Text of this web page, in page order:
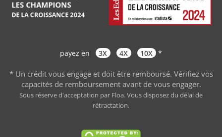
payez en 3X 4X 10X *
* Un crédit vous engage et doit être remboursé. Vérifiez vos
capacités de remboursement avant de vous engager.
Sous réserve d'acceptation par Floa. Vous disposez du délai de
rétractation.